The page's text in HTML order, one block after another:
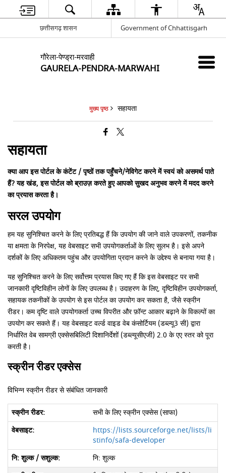
छत्तीसगढ़ शासन Government of Chhattisgarh
गौरेला-पेण्ड्रा-मरवाही
GAURELA-PENDRA-MARWAHI
मुख्य पृष्ठ सहायता
सहायता
क्या आप इस पोर्टल के कंटेंट / पृष्ठों तक पहुँचने/नेविगेट करने में स्वयं को असमर्थ पाते
हैं? यह खंड, इस पोर्टल को ब्राउज़ करते हुए आपको सुखद अनुभव करने में मदद करने
का प्रयास करता है।
सरल उपयोग
हम यह सुनिश्चित करने के लिए प्रतिबद्ध हैं कि उपयोग की जाने वाले उपकरणों, तकनीक
या क्षमता के निरपेक्ष, यह वेबसाइट सभी उपयोगकर्ताओं के लिए सुलभ है। इसे अपने
दर्शकों के लिए अधिकतम पहुंच और उपयोगिता प्रदान करने के उद्देश्य से बनाया गया है।
यह सुनिश्चित करने के लिए सर्वोत्तम प्रयास किए गए हैं कि इस वेबसाइट पर सभी
जानकारी दृष्टिविहीन लोगों के लिए उपलब्ध है। उदाहरण के लिए, दृष्टिविहीन उपयोगकर्ता,
सहायक तकनीकों के उपयोग से इस पोर्टल का उपयोग कर सकता है, जैसे स्क्रीन
रीडर। कम दृष्टि वाले उपयोगकर्ता उच्च विपरीत और फ़ॉन्ट आकार बढ़ाने के विकल्पों का
उपयोग कर सकते हैं। यह वेबसाइट वर्ल्ड वाइड वेब कंसोर्टियम (डब्ल्यू3 सी) द्वारा
निर्धारित वेब सामग्री एक्सेसबिलिटी दिशानिर्देशों (डब्ल्यूसीएजी) 2.0 के एए स्तर को पूरा
करती है।
स्क्रीन रीडर एक्सेस
विभिन्न स्क्रीन रीडर से संबंधित जानकारी
सभी के लिए स्क्रीन एक्सेस (साफा)
https://lists.sourceforge.net/lists/li
stinfo/safa-developer
नि: शुल्क